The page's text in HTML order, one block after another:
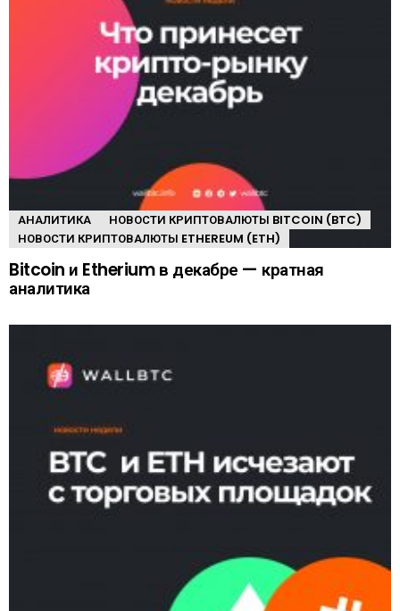
АНАЛИТИКА
НОВОСТИ КРИПТОВАЛЮТЫ BITCOIN (BTC)
НОВОСТИ КРИПТОВАЛЮТЫ ETHEREUM (ETH)
Bitcoin и Etherium в декабре — кратная
аналитика